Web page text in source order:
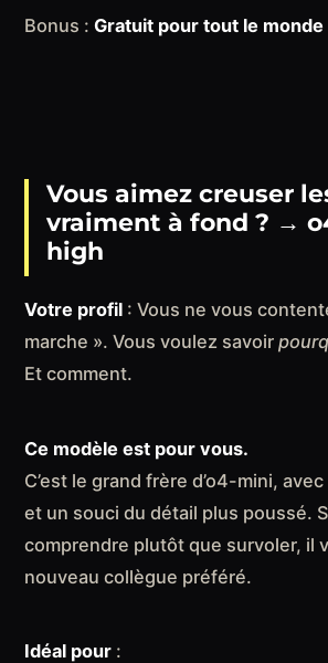
Bonus : Gratuit pour tout le monde
Vous aimez creuser
vraiment à fond ? →
high
Votre profil : Vous ne vous
marche ». Vous voulez savoir
Et comment.
Ce modèle est pour vous.
C’est le grand frère d’o4-mini,
et un souci du détail plus poussé.
comprendre plutôt que survoler, il
nouveau collègue préféré.
Idéal pour :